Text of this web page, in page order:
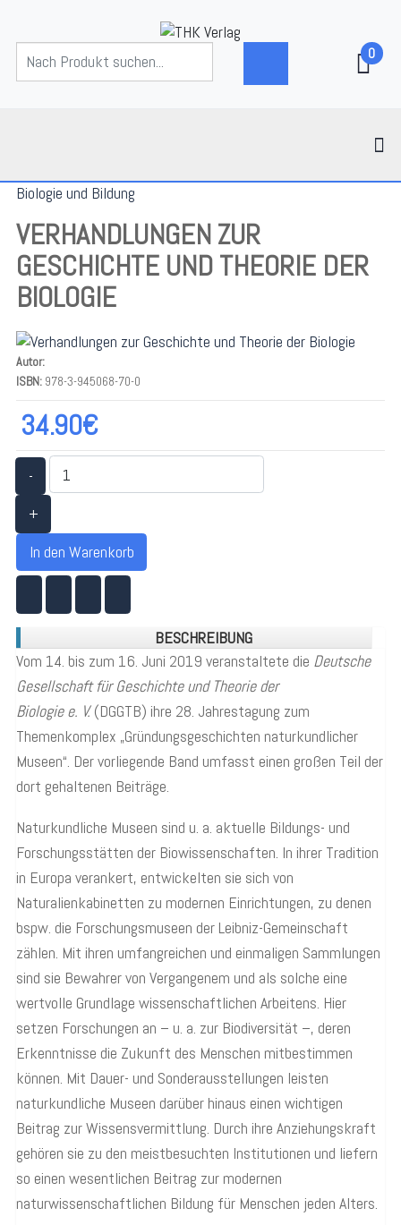
0
Biologie und Bildung
VERHANDLUNGEN ZUR
GESCHICHTE UND THEORIE DER
BIOLOGIE
Autor:
ISBN: 978-3-945068-70-0
34.90€
-
+
In den Warenkorb
BESCHREIBUNG
Vom 14. bis zum 16. Juni 2019 veranstaltete die Deutsche
Gesellschaft für Geschichte und Theorie der
Biologie e. V.(DGGTB) ihre 28. Jahrestagung zum
Themenkomplex „Gründungsgeschichten naturkundlicher
Museen“. Der vorliegende Band umfasst einen großen Teil der
dort gehaltenen Beiträge.
Naturkundliche Museen sind u. a. aktuelle Bildungs- und
Forschungsstätten der Biowissenschaften. In ihrer Tradition
in Europa verankert, entwickelten sie sich von
Naturalienkabinetten zu modernen Einrichtungen, zu denen
bspw. die Forschungsmuseen der Leibniz-Gemeinschaft
zählen. Mit ihren umfangreichen und einmaligen Sammlungen
sind sie Bewahrer von Vergangenem und als solche eine
wertvolle Grundlage wissenschaftlichen Arbeitens. Hier
setzen Forschungen an – u. a. zur Biodiversität –, deren
Erkenntnisse die Zukunft des Menschen mitbestimmen
können. Mit Dauer- und Sonderausstellungen leisten
naturkundliche Museen darüber hinaus einen wichtigen
Beitrag zur Wissensvermittlung. Durch ihre Anziehungskraft
gehören sie zu den meistbesuchten Institutionen und liefern
so einen wesentlichen Beitrag zur modernen
naturwissenschaftlichen Bildung für Menschen jeden Alters.